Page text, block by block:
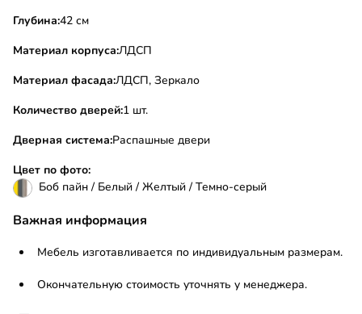
Глубина:42 см
Материал корпуса:ЛДСП
Материал фасада:ЛДСП, Зеркало
Количество дверей:1 шт.
Дверная система:Распашные двери
Цвет по фото:
Боб пайн / Белый / Желтый / Темно-серый
Важная информация
Мебель изготавливается по индивидуальным размерам.
Окончательную стоимость уточнять у менеджера.